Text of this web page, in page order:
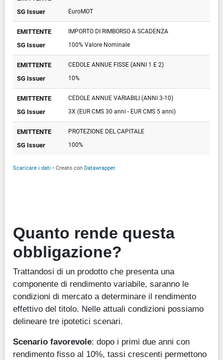
Quanto rende questa
obbligazione?
Trattandosi di un prodotto che presenta una
componente di rendimento variabile, saranno le
condizioni di mercato a determinare il rendimento
effettivo del titolo. Nelle attuali condizioni possiamo
delineare tre ipotetici scenari.
Scenario favorevole: dopo i primi due anni con
rendimento fisso al 10%, tassi crescenti permettono